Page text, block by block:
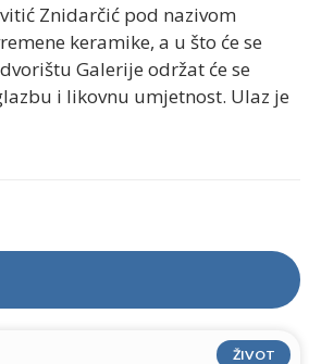
Znidarčić pod nazivom
keramike, a u što će se
Galerije održat će se
i likovnu umjetnost. Ulaz je
ŽIVOT